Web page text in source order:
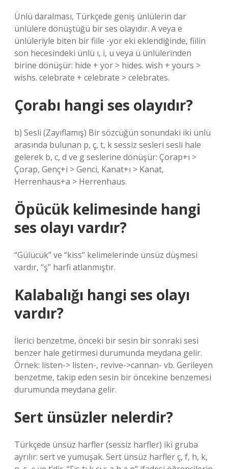
Ünlü daralması, Türkçede geniş ünlülerin dar
ünlülere dönüştüğü bir ses olayıdır. A veya e
ünlüleriyle biten bir fiile -yor eki eklendiğinde, fiilin
son hecesindeki ünlü ı, i, u veya ü ünlülerinden
birine dönüşür: hide + yor > hides. wish + yours >
wishs. celebrate + celebrate > celebrates.
Çorabı hangi ses olayıdır?
b) Sesli (Zayıflamış) Bir sözcüğün sonundaki iki ünlü
arasında bulunan p, ç, t, k sessiz sesleri sesli hale
gelerek b, c, d ve g seslerine dönüşür: Çorap+ı >
Çorap, Genç+i > Genci, Kanat+ı > Kanat,
Herrenhaus+a > Herrenhaus.
Öpücük kelimesinde hangi
ses olayı vardır?
“Gülücük” ve “kiss” kelimelerinde ünsüz düşmesi
vardır, “ş” harfi atlanmıştır.
Kalabalığı hangi ses olayı
vardır?
İlerici benzetme, önceki bir sesin bir sonraki sesi
benzer hale getirmesi durumunda meydana gelir.
Örnek: listen-> listen-, revive->cannan- vb. Gerileyen
benzetme, takip eden sesin bir öncekine benzemesi
durumunda meydana gelir.
Sert ünsüzler nelerdir?
Türkçede ünsüz harfler (sessiz harfler) iki gruba
ayrılır: sert ve yumuşak. Sert ünsüz harfler ç, ​​f, h, k,